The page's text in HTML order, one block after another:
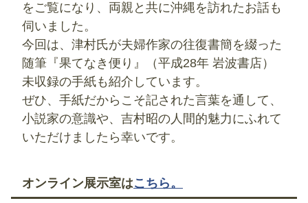
をご覧になり、両親と共に沖縄を訪れたお話も
伺いました。
今回は、津村氏が夫婦作家の往復書簡を綴った
随筆『果てなき便り』（平成28年 岩波書店）
未収録の手紙も紹介しています。
ぜひ、手紙だからこそ記された言葉を通して、
小説家の意識や、吉村昭の人間的魅力にふれて
いただけましたら幸いです。
オンライン展示室はこちら。